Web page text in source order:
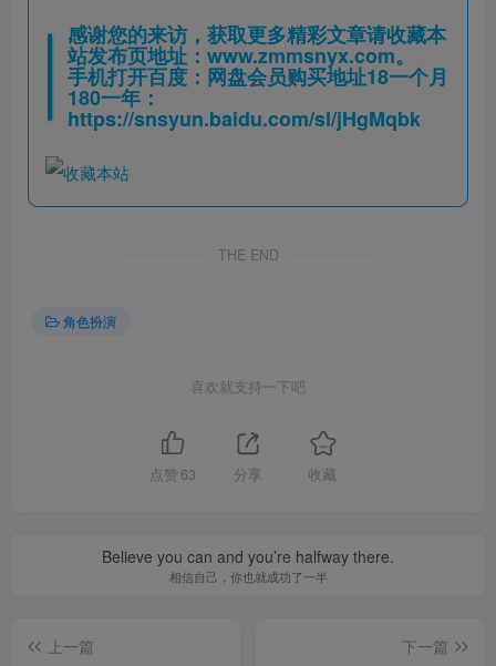
感谢您的来访，获取更多精彩文章请收藏本
站发布页地址： www.zmmsnyx.com。
手机打开百度：网盘会员购买地址18一个月
180一年：
https://snsyun.baidu.com/sl/jHgMqbk
THE END
角色扮演
喜欢就支持一下吧
点赞 63 分享 收藏
Believe you can and you’re halfway there.
相信自己，你也就成功了一半
上一篇
下一篇